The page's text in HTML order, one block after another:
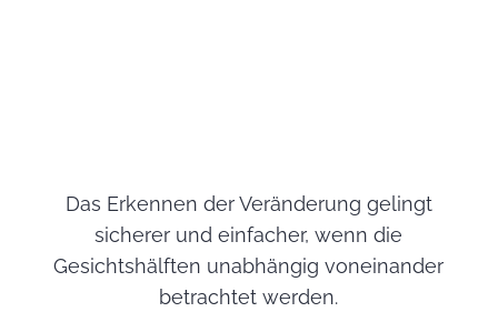
Das Erkennen der Veränderung gelingt
sicherer und einfacher, wenn die
Gesichtshälften unabhängig voneinander
betrachtet werden.